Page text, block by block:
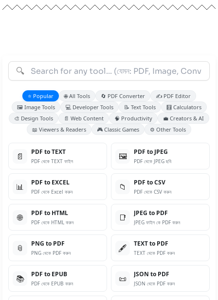
🔍
⭐ Popular 🌐 All Tools 🔄 PDF Converter
✍️ PDF Editor
🖼️ Image Tools
💻 Developer Tools 📝 Text Tools
🧮 Calculators
🎨 Design Tools
📄 Web Content 🧠 Productivity
💼 Creators & AI
📖 Viewers & Readers
🎮 Classic Games ⚙️ Other Tools
📄 PDF to TEXT
PDF থেকে TEXT ফাইল 🖼️ PDF to JPEG
PDF থেকে JPEG ছবি
📊 PDF to EXCEL
PDF থেকে Excel করুন 📁 PDF to CSV
PDF থেকে CSV করুন
🌐 PDF to HTML
PDF থেকে HTML করুন 📑 JPEG to PDF
JPEG ফাইল কে PDF করুন
📎 PNG to PDF
PNG থেকে PDF করুন 🖋️ TEXT to PDF
TEXT থেকে PDF করুন
📚 PDF to EPUB
PDF থেকে EPUB করুন 📜 JSON to PDF
JSON থেকে PDF করুন